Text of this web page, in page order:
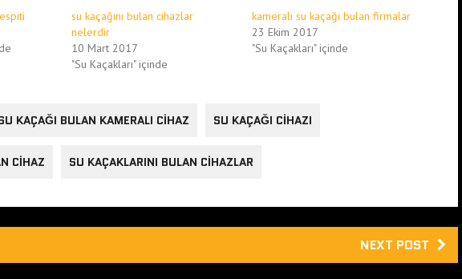
su kaçağını bulan cihazlar
nelerdir
10 Mart 2017
"Su Kaçakları" içinde
kameralı su kaçağı bulan firmalar
23 Ekim 2017
"Su Kaçakları" içinde
KAÇAĞI BULAN KAMERALI CIHAZ SU KAÇAĞI CIHAZI
CIHAZ SU KAÇAKLARINI BULAN CIHAZLAR
NEXT POST